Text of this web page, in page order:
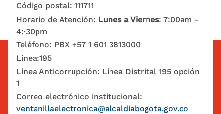
Código postal: 111711
Horario de Atención: Lunes a Viernes: 7:00am -
4:·30pm
Teléfono: PBX +57 1 601 3813000
Linea:195
Línea Anticorrupción: Línea Distrital 195 opción
1
Correo electrónico institucional:
ventanillaelectronica@alcaldiabogota.gov.co